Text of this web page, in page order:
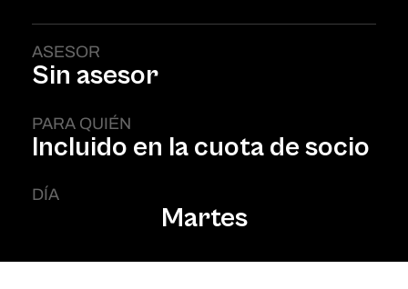
ASESOR
Sin asesor
PARA QUIÉN
Incluido en la cuota de socio
DÍA
Martes